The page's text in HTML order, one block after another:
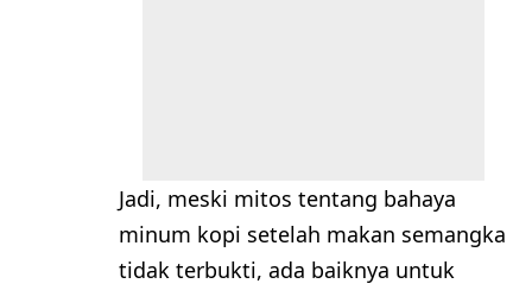
Jadi, meski mitos tentang bahaya
minum kopi setelah makan semangka
tidak terbukti, ada baiknya untuk